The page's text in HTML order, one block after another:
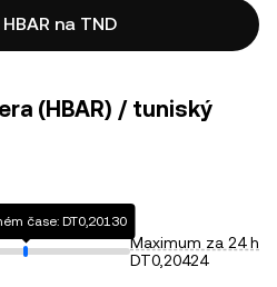
na TND
(HBAR) / tuniský
čase: DT0,20130
Maximum za 24 h
DT0,20424